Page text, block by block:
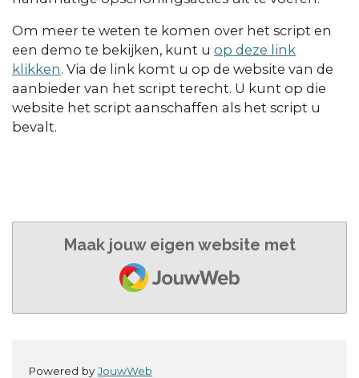
Om meer te weten te komen over het script en
een demo te bekijken, kunt u op deze link
klikken. Via de link komt u op de website van de
aanbieder van het script terecht. U kunt op die
website het script aanschaffen als het script u
bevalt.
Maak jouw eigen website met
JouwWeb
Powered byJouwWeb